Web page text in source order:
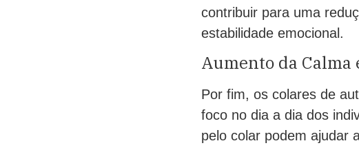
contribuir para uma
estabilidade emocional.
Aumento da Calma
Por fim, os colares de
foco no dia a dia dos
pelo colar podem ajudar